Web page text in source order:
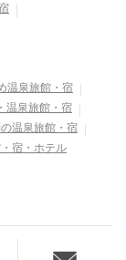
温泉旅館・宿
温泉旅館・宿
温泉旅館・宿
宿・ホテル